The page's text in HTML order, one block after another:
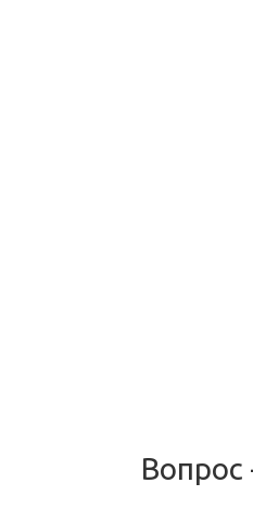
Вопрос